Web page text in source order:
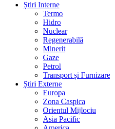
Știri Interne
Termo
Hidro
Nuclear
Regenerabilă
Minerit
Gaze
Petrol
Transport și Furnizare
Știri Externe
Europa
Zona Caspica
Orientul Mijlociu
Asia Pacific